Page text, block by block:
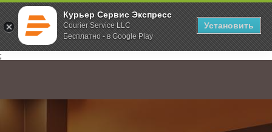
Курьер Сервис Экспресс
Courier Service LLC
Бесплатно - в Google Play
Установить
;
Главная О компании Новости Открытие новых офисов КСЭ в